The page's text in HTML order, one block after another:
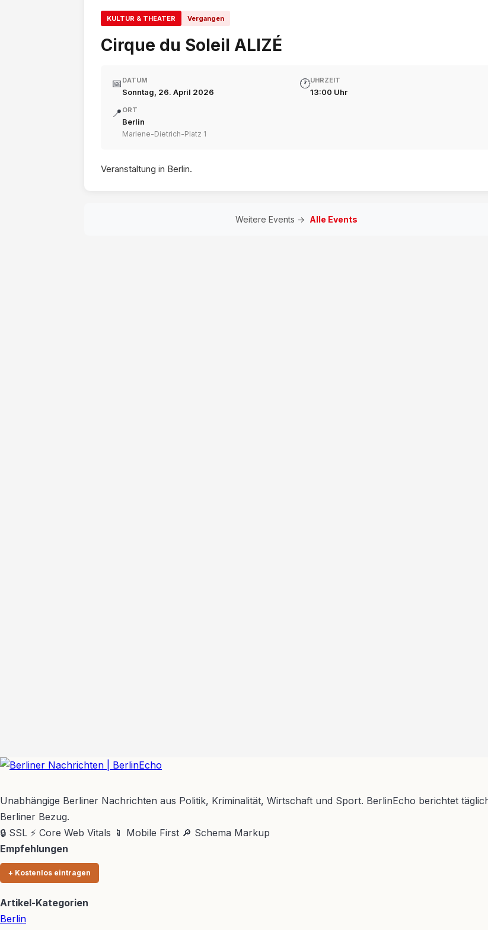
KULTUR & THEATER Vergangen
Cirque du Soleil ALIZÉ
📅 DATUM
Sonntag, 26. April 2026
🕐UHRZEIT
13:00 Uhr
📍 ORT
Berlin
Marlene-Dietrich-Platz 1
Veranstaltung in Berlin.
Weitere Events → Alle Events
Unabhängige Berliner Nachrichten aus Politik, Kriminalität, Wirtschaft und Sport. BerlinEcho berichtet
Berliner Bezug.
🔒 SSL ⚡ Core Web Vitals 📱 Mobile First 🔎 Schema Markup
Empfehlungen
+ Kostenlos eintragen
Artikel-Kategorien
Berlin